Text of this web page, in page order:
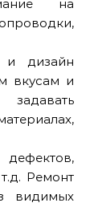
на
и дизайн
вкусам и
Ремонт
видимых